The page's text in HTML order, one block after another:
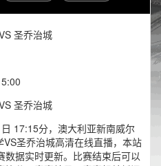
圣乔治城
圣乔治城
17:15分，澳大利亚新南威尔
圣乔治城高清在线直播，本站
数据实时更新。比赛结束后可以